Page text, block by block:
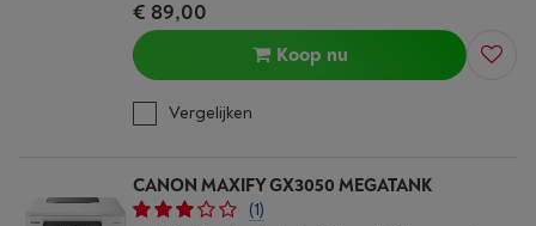
€ 89,00
Koop nu
Vergelijken
CANON MAXIFY GX3050 MEGATANK
(1)